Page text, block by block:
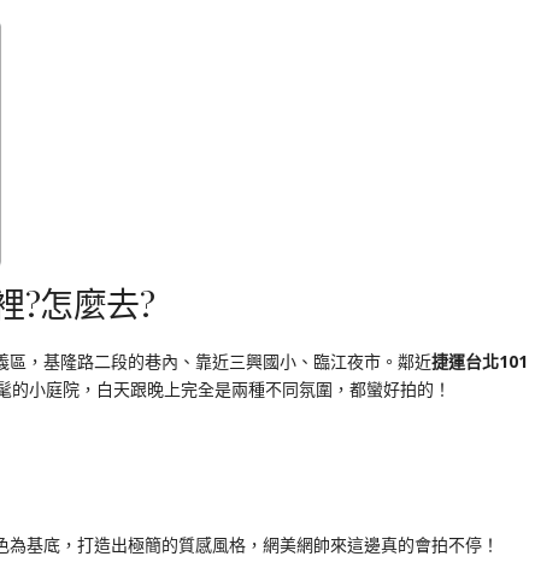
?怎麼去?
區，基隆路二段的巷內、靠近三興國小、臨江夜市。鄰近捷運台北101
的小庭院，白天跟晚上完全是兩種不同氛圍，都蠻好拍的！
為基底，打造出極簡的質感風格，網美網帥來這邊真的會拍不停！